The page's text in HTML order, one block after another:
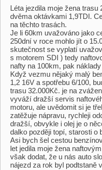
Léta jezdila moje žena
dvěma oktávkami 1,9TDI.
na těchto trasách.
Je li 60km uvažováno jako
250dní v roce mohlo jít o
skutečnost se vyplatí
s motorem SDI ) tedy
nafty na 100km, pak
Když vezmu nějaký malý
1,2 16V a spotřebu 6/100,
trasu 32.000Kč. je na
vyváží dražší servis
motoru, ale uvědomit si je
zatěžuje nápravu, rychleji
dražší, obvykle i olej je o
dalko později topí, starosti o
Asi bych šel cestou
let jedila moje žena
však dodat, že u nás auto
nájezd za rok byl podtstaně